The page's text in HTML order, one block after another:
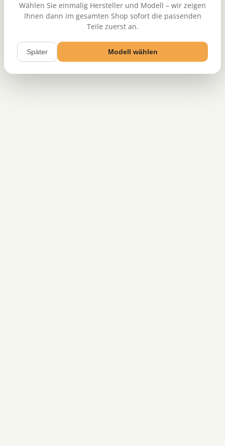
Wählen Sie einmalig Hersteller und Modell – wir zeigen
Ihnen dann im gesamten Shop sofort die passenden
Teile zuerst an.
Später Modell wählen